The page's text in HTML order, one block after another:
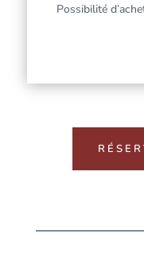
Possibilité